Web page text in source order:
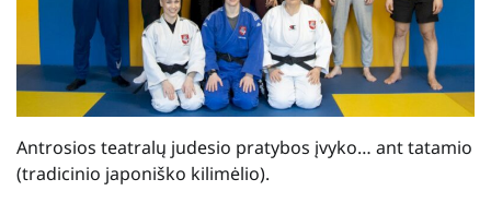
Antrosios teatralų judesio pratybos įvyko… ant tatamio
(tradicinio japoniško kilimėlio).